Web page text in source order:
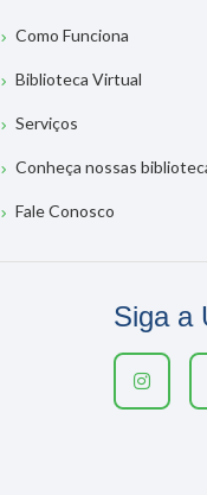
Como Funciona
Biblioteca Virtual
Serviços
Conheça nossas
Fale Conosco
Siga a